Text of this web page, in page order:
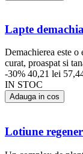
Lapte
Demachierea este o
curat, proaspat si
-30% 40,21 lei
IN STOC
Adauga in cos
Lotiune